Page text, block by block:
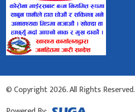
© Copyright 2026. All Rights Reserved.